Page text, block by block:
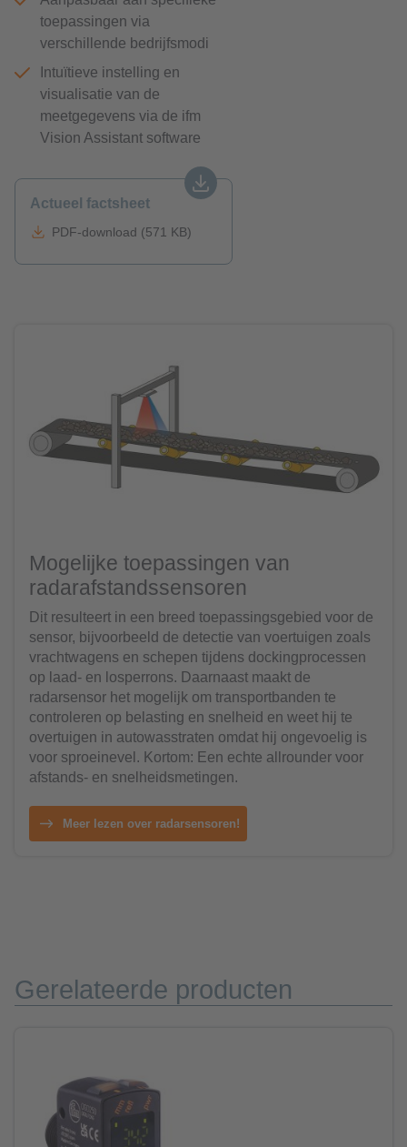
toepassingen via
verschillende bedrijfsmodi
Intuïtieve instelling en
visualisatie van de
meetgegevens via de ifm
Vision Assistant software
Actueel factsheet
PDF-download (571 KB)
Mogelijke toepassingen van
radarafstandssensoren
Dit resulteert in een breed toepassingsgebied voor de
sensor, bijvoorbeeld de detectie van voertuigen zoals
vrachtwagens en schepen tijdens dockingprocessen
op laad- en losperrons. Daarnaast maakt de
radarsensor het mogelijk om transportbanden te
controleren op belasting en snelheid en weet hij te
overtuigen in autowasstraten omdat hij ongevoelig is
voor sproeinevel. Kortom: Een echte allrounder voor
afstands- en snelheidsmetingen.
Meer lezen over radarsensoren!
Gerelateerde producten